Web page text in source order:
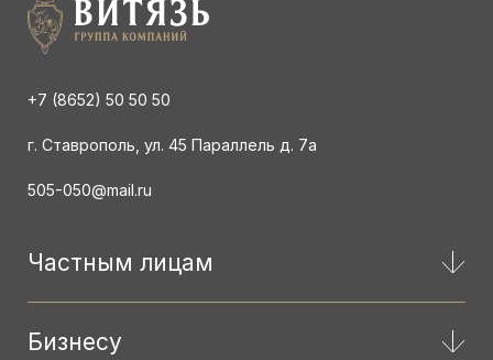
+7 (8652) 50 50 50
г. Ставрополь, ул. 45 Параллель д. 7а
505-050@mail.ru
Частным лицам
Бизнесу